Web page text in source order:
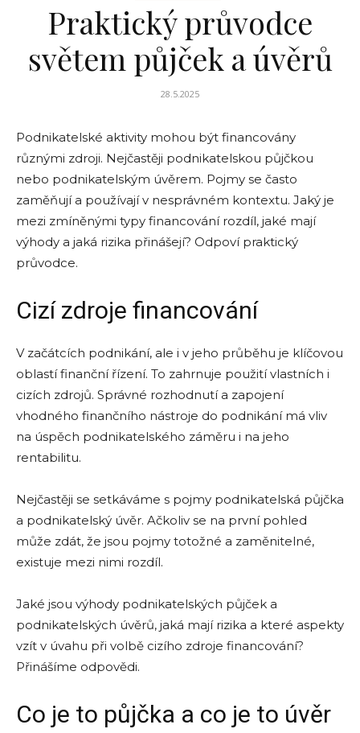
Praktický průvodce
světem půjček a úvěrů
28.5.2025
Podnikatelské aktivity mohou být financovány
různými zdroji. Nejčastěji podnikatelskou půjčkou
nebo podnikatelským úvěrem. Pojmy se často
zaměňují a používají v nesprávném kontextu. Jaký je
mezi zmíněnými typy financování rozdíl, jaké mají
výhody a jaká rizika přinášejí? Odpoví praktický
průvodce.
Cizí zdroje financování
V začátcích podnikání, ale i v jeho průběhu je klíčovou
oblastí finanční řízení. To zahrnuje použití vlastních i
cizích zdrojů. Správné rozhodnutí a zapojení
vhodného finančního nástroje do podnikání má vliv
na úspěch podnikatelského záměru i na jeho
rentabilitu.
Nejčastěji se setkáváme s pojmy podnikatelská půjčka
a podnikatelský úvěr. Ačkoliv se na první pohled
může zdát, že jsou pojmy totožné a zaměnitelné,
existuje mezi nimi rozdíl.
Jaké jsou výhody podnikatelských půjček a
podnikatelských úvěrů, jaká mají rizika a které aspekty
vzít v úvahu při volbě cizího zdroje financování?
Přinášíme odpovědi.
Co je to půjčka a co je to úvěr